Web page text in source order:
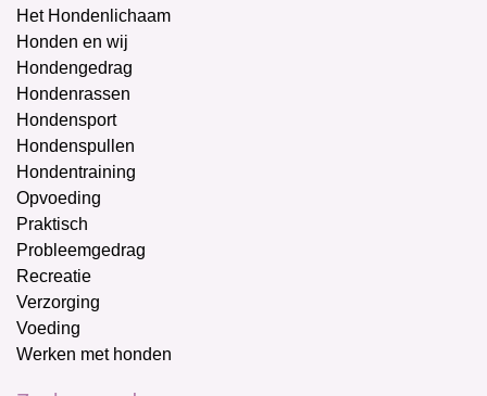
Het Hondenlichaam
Honden en wij
Hondengedrag
Hondenrassen
Hondensport
Hondenspullen
Hondentraining
Opvoeding
Praktisch
Probleemgedrag
Recreatie
Verzorging
Voeding
Werken met honden